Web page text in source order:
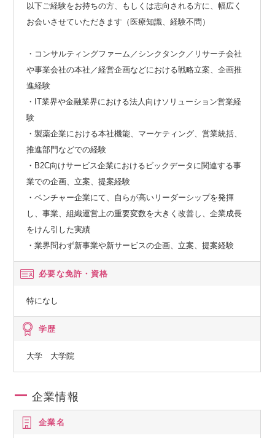
以下ご経験をお持ちの方、もしくは志向される方に、幅広く
お会いさせていただきます（医療知識、経験不問）
・コンサルティングファーム／シンクタンク／リサーチ会社
や事業会社の本社／経営企画などにおける戦略立案、企画推
進経験
・IT業界や金融業界における法人向けソリューション営業経
験
・製薬企業における本社機能、マーケティング、営業統括、
推進部門などでの経験
・B2C向けサービス企業におけるビックデータに関連する事
業での企画、立案、提案経験
・ベンチャー企業にて、自らが高いリーダーシップを発揮
し、事業、組織運営上の重要変数を大きく改善し、企業成長
をけん引した実績
・業界問わず新事業や新サービスの企画、立案、提案経験
必要な免許・資格
特になし
学歴
大学 大学院
企業情報
企業名